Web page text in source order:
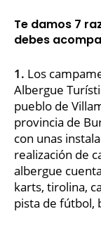
Te damos 7
debes
1. Los
Albergue
pueblo de
provincia de
con unas
realización de
albergue
karts, tirolina,
pista de fútbol,